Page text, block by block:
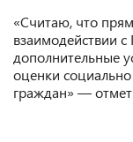
«Считаю, что
взаимодействии
дополнительные
оценки
граждан» —